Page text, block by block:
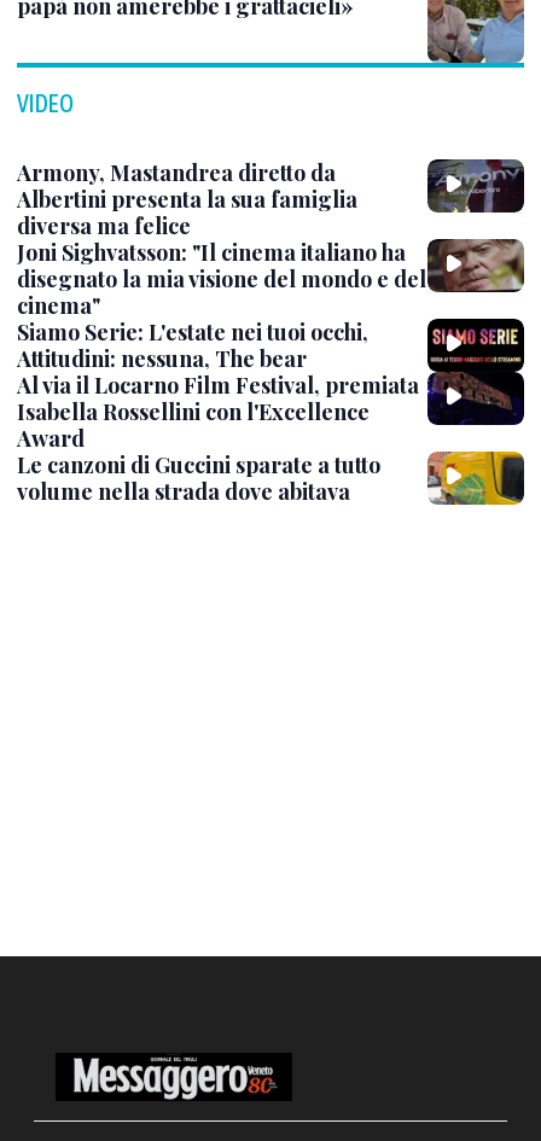
VIDEO
Armony, Mastandrea diretto da
Albertini presenta la sua famiglia
diversa ma felice
Joni Sighvatsson: "Il cinema italiano ha
disegnato la mia visione del mondo e del
cinema"
Siamo Serie: L'estate nei tuoi occhi,
Attitudini: nessuna, The bear
Al via il Locarno Film Festival, premiata
Isabella Rossellini con l'Excellence
Award
Le canzoni di Guccini sparate a tutto
volume nella strada dove abitava